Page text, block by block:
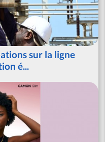
sur la ligne
é...